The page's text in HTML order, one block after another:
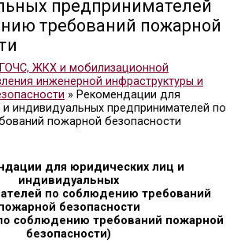
для
требований
ГОЧС, ЖКХ и мобилизационной
инженерной